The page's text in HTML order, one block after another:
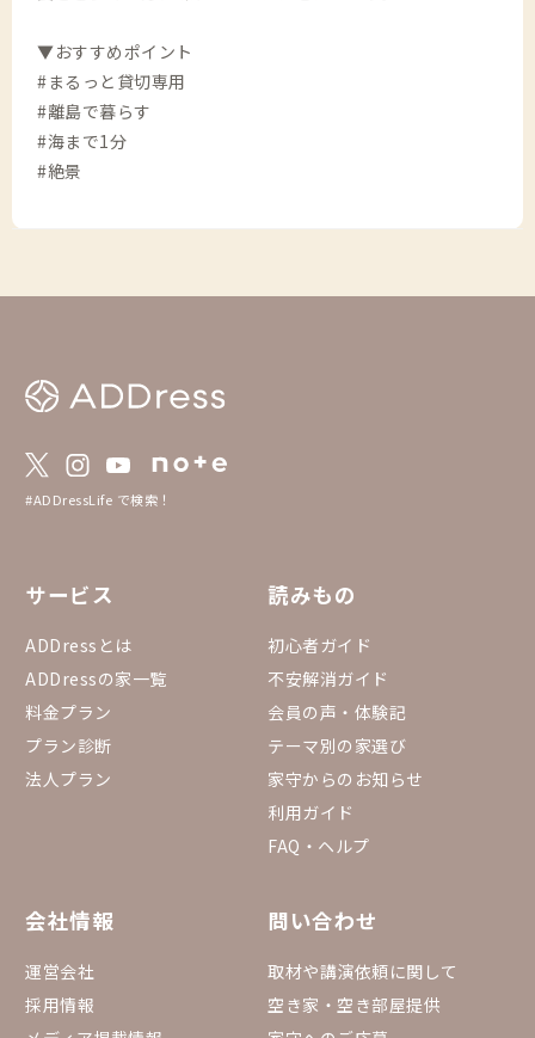
▼おすすめポイント
#まるっと貸切専用
#離島で暮らす
#海まで1分
#絶景
#ADDressLife で検索！
サービス
ADDressとは
ADDressの家一覧
料金プラン
プラン診断
法人プラン
読みもの
初心者ガイド
不安解消ガイド
会員の声・体験記
テーマ別の家選び
家守からのお知らせ
利用ガイド
FAQ・ヘルプ
会社情報
運営会社
採用情報
問い合わせ
取材や講演依頼に関して
空き家・空き部屋提供